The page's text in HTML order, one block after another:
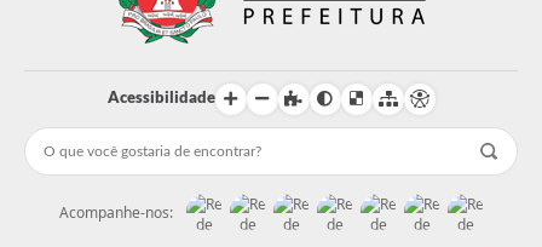
Acessibilidade
Acompanhe-nos: